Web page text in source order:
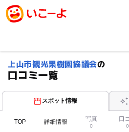
上山市観光果樹園協議会の
口コミ一覧
スポット情報
TOP 詳細情報 写真
0
口
0